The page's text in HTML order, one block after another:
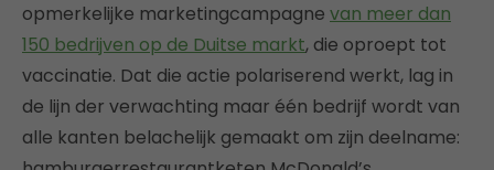
opmerkelijke marketingcampagne van meer dan
150 bedrijven op de Duitse markt, die oproept tot
vaccinatie. Dat die actie polariserend werkt, lag in
de lijn der verwachting maar één bedrijf wordt van
alle kanten belachelijk gemaakt om zijn deelname: